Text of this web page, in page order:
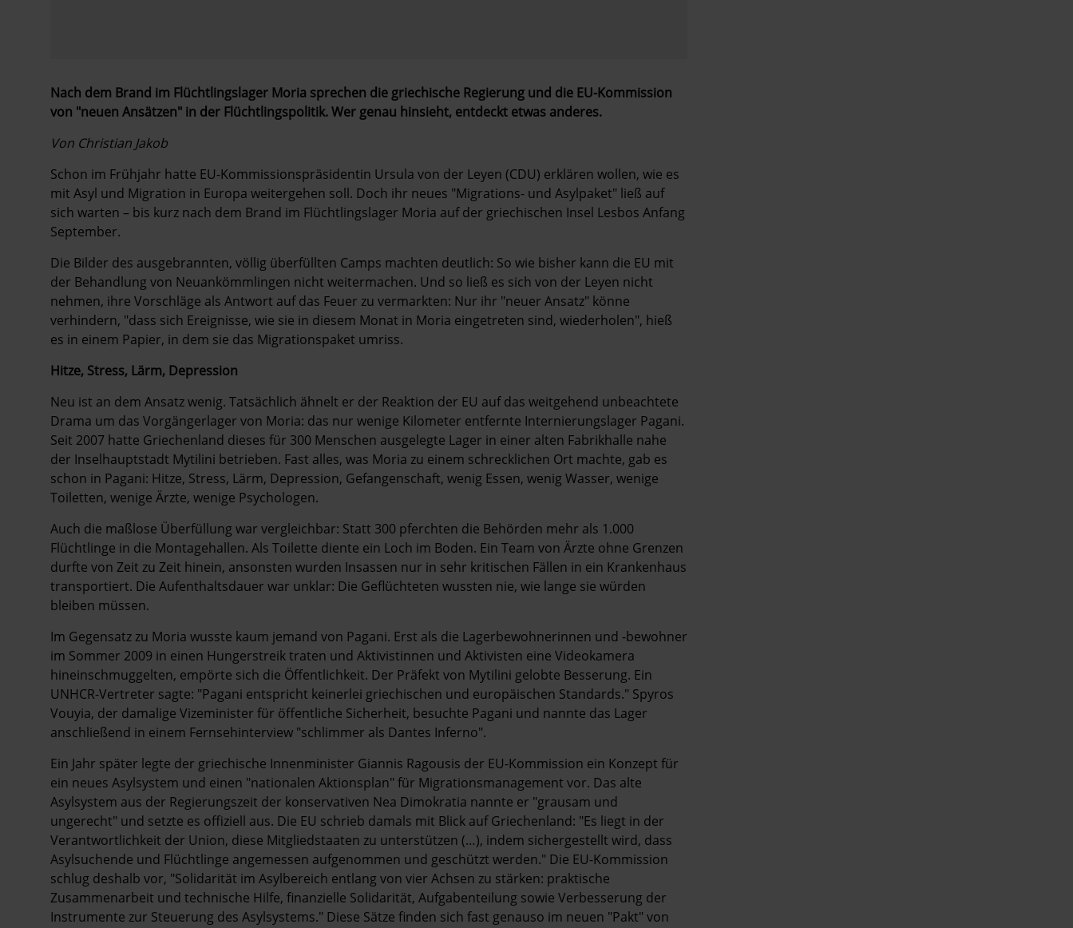
Nach dem Brand im Flüchtlingslager Moria sprechen die griechische Regierung und die EU-Kommission
von "neuen Ansätzen" in der Flüchtlingspolitik. Wer genau hinsieht, entdeckt etwas anderes.
Von Christian Jakob
Schon im Frühjahr hatte EU-Kommissionspräsidentin Ursula von der Leyen (CDU) erklären wollen, wie es
mit Asyl und Migration in Europa weitergehen soll. Doch ihr neues "Migrations- und Asylpaket" ließ auf
sich warten – bis kurz nach dem Brand im Flüchtlingslager Moria auf der griechischen Insel Lesbos ­Anfang
September.
Die Bilder des ausgebrannten, völlig überfüllten Camps machten deutlich: So wie bisher kann die EU mit
der Behandlung von Neuankömmlingen nicht weitermachen. Und so ließ es sich von der Leyen nicht
nehmen, ihre Vorschläge als Antwort auf das Feuer zu vermarkten: Nur ihr "neuer Ansatz" könne
verhindern, "dass sich Ereignisse, wie sie in diesem Monat in Moria eingetreten sind, wiederholen", hieß
es in einem Papier, in dem sie das Migrationspaket umriss.
Hitze, Stress, Lärm, Depression
Neu ist an dem Ansatz wenig. Tatsächlich ähnelt er der Reaktion der EU auf das weitgehend unbeachtete
Drama um das Vorgängerlager von Moria: das nur wenige Kilometer entfernte Internierungslager Pagani.
Seit 2007 hatte Griechenland dieses für 300 Menschen ausgelegte Lager in einer alten Fabrikhalle nahe
der Inselhauptstadt Mytilini betrieben. Fast alles, was Moria zu einem schrecklichen Ort machte, gab es
schon in Pagani: Hitze, Stress, Lärm, Depression, Gefangenschaft, wenig Essen, wenig Wasser, wenige
Toiletten, wenige Ärzte, wenige Psychologen.
Auch die maßlose Überfüllung war vergleichbar: Statt 300 pferchten die Behörden mehr als 1.000
Flüchtlinge in die Montagehallen. Als Toilette diente ein Loch im Boden. Ein Team von Ärzte ohne Grenzen
durfte von Zeit zu Zeit hinein, ansonsten wurden Insassen nur in sehr kritischen Fällen in ein Krankenhaus
transportiert. Die Aufenthaltsdauer war unklar: Die Geflüchteten wussten nie, wie lange sie würden
bleiben müssen.
Im Gegensatz zu Moria wusste kaum jemand von Pagani. Erst als die Lagerbewohnerinnen und -bewohner
im Sommer 2009 in einen Hungerstreik traten und Aktivistinnen und Aktivisten eine Videokamera
hineinschmuggelten, empörte sich die Öffentlichkeit. Der Präfekt von Mytilini gelobte Besserung. Ein
UNHCR-Vertreter sagte: "Pagani entspricht keinerlei griechischen und europäischen Standards." Spyros
Vouyia, der damalige Vizeminister für öffentliche Sicherheit, besuchte Pagani und nannte das Lager
anschließend in einem Fernsehinterview "schlimmer als Dantes Inferno".
Ein Jahr später legte der griechische Innenminister Giannis Ragousis der EU-Kommission ein Konzept für
ein neues Asyl­system und einen "nationalen Aktionsplan" für Migrations­management vor. Das alte
Asylsystem aus der Regierungszeit der konservativen Nea Dimokratia nannte er "grausam und
ungerecht" und setzte es offiziell aus. Die EU schrieb damals mit Blick auf Griechenland: "Es liegt in der
Verantwortlichkeit der Union, diese Mitgliedstaaten zu unterstützen (…), indem sichergestellt wird, dass
Asylsuchende und Flüchtlinge angemessen aufgenommen und geschützt werden." Die EU-Kommission
schlug deshalb vor, "Solidarität im Asylbereich entlang von vier Achsen zu stärken: praktische
Zusammenarbeit und technische Hilfe, finanzielle Solidarität, Aufgabenteilung sowie Verbesserung der
Instrumente zur Steuerung des Asylsystems." Diese Sätze finden sich fast genauso im neuen "Pakt" von